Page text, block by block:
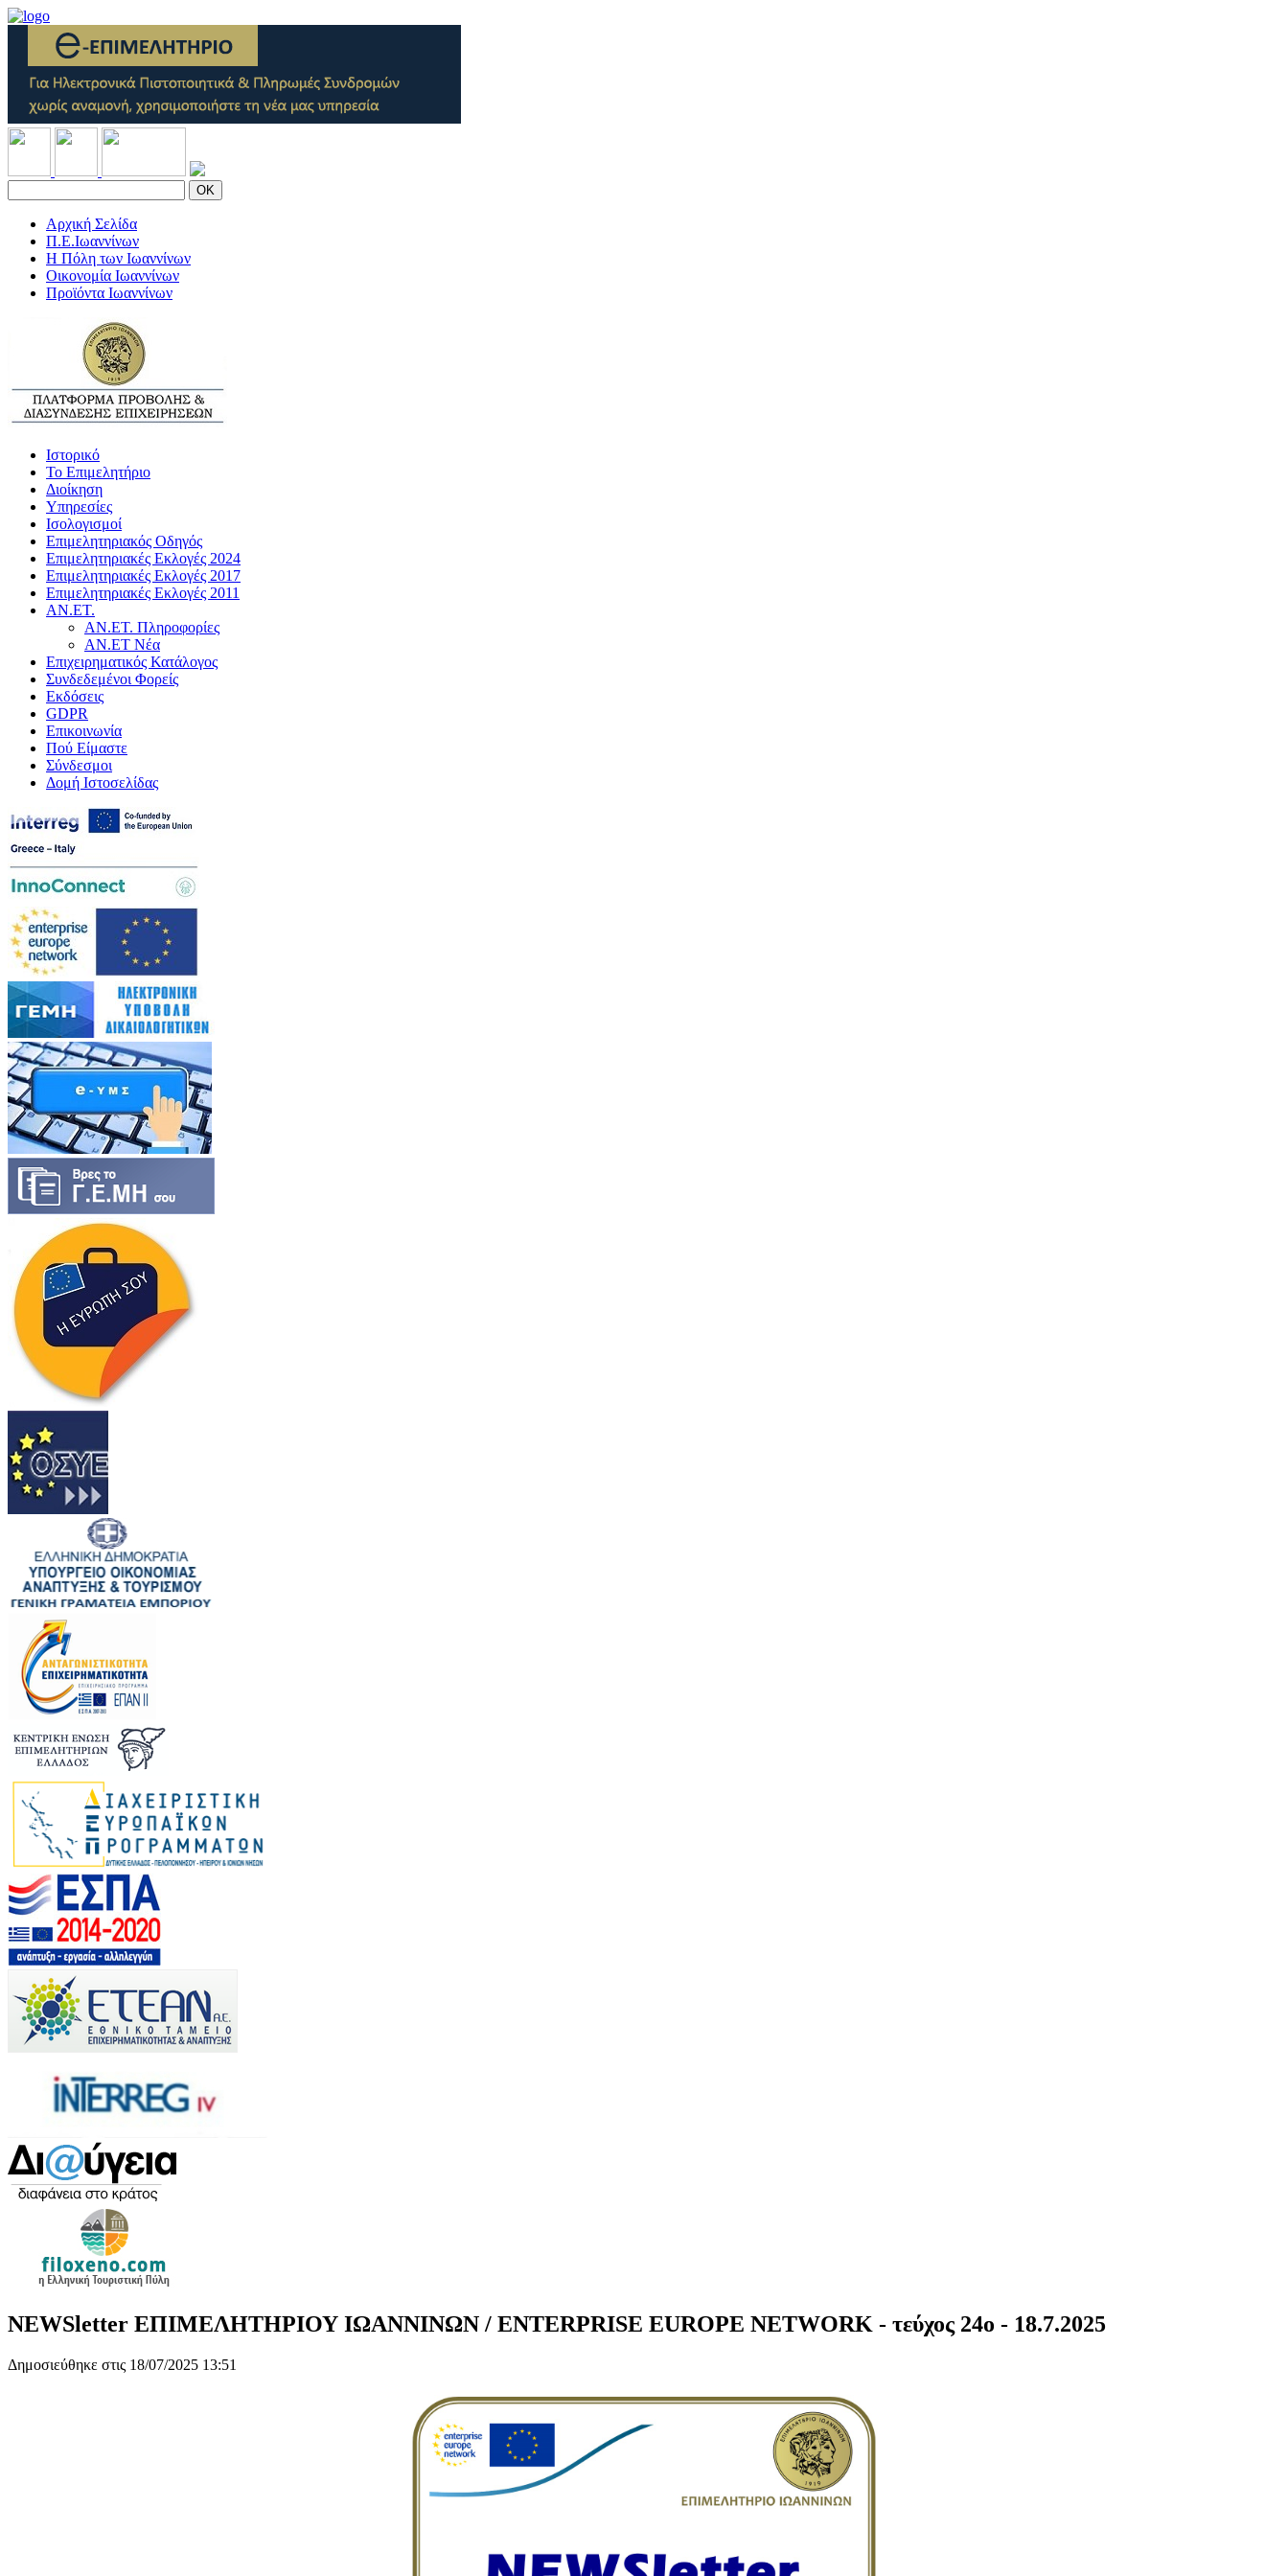
OK
Αρχική Σελίδα
Π.Ε.Ιωαννίνων
Η Πόλη των Ιωαννίνων
Οικονομία Ιωαννίνων
Προϊόντα Ιωαννίνων
Ιστορικό
Το Επιμελητήριο
Διοίκηση
Υπηρεσίες
Ισολογισμοί
Επιμελητηριακός Οδηγός
Επιμελητηριακές Εκλογές 2024
Επιμελητηριακές Εκλογές 2017
Επιμελητηριακές Εκλογές 2011
ΑΝ.ΕΤ.
ΑΝ.ΕΤ. Πληροφορίες
ΑΝ.ΕΤ Νέα
Επιχειρηματικός Κατάλογος
Συνδεδεμένοι Φορείς
Εκδόσεις
GDPR
Επικοινωνία
Πού Είμαστε
Σύνδεσμοι
Δομή Ιστοσελίδας
NEWSletter ΕΠΙΜΕΛΗΤΗΡΙΟΥ ΙΩΑΝΝΙΝΩΝ / ENTERPRISE EUROPE NETWORK - τεύχος 24o - 18.7.2025
Δημοσιεύθηκε στις 18/07/2025 13:51